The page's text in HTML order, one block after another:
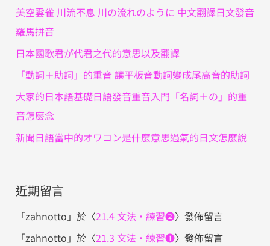
字
:
美空雲雀 川流不息 川の流れのように 中文翻譯日文發音
羅馬拼音
日本國歌君が代君之代的意思以及翻譯
「動詞＋助詞」的重音 讓平板音動詞變成尾高音的助詞
大家的日本語基礎日語發音重音入門「名詞＋の」的重
音怎麼念
新聞日語當中的オワコン是什麼意思過氣的日文怎麼說
近期留言
「zahnotto 」於〈21.4 文法・練習❷〉發佈留言
「zahnotto 」於〈21.3 文法・練習❶〉發佈留言